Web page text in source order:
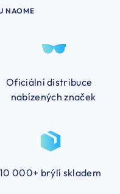
NAOME
Oficiální distribuce
nabízených značek
10 000+ brýlí skladem